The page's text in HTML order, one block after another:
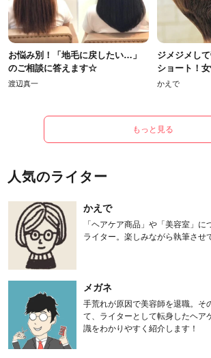
お悩み別！「地毛に戻したい…」
のご相談に答えます☆
渡辺真一
ジメジメし
ショート！
かえで
もっと見る
人気のライター
かえで
「ヘアケア商品」や「美容室」
ライター。楽しみながら執筆させ
メガネ
手荒れが原因で美容師を退職。そ
て、ライターとして転身したヘア
識をわかりやすく紹介します！